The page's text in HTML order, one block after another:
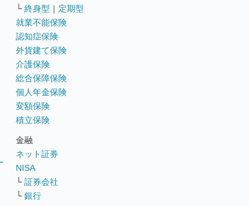
└ 終身型 ｜ 定期型
就業不能保険
認知症保険
外貨建て保険
介護保険
総合保障保険
個人年金保険
変額保険
積立保険
金融
ネット証券
NISA
└ 証券会社
└ 銀行